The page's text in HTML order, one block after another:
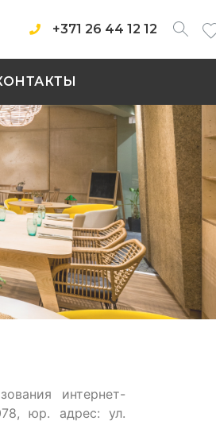
+371 26 44 12 12
интернет-
юр. адрес: ул.